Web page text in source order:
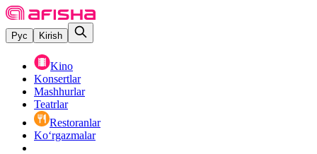
Рус Kirish
Kino
Konsertlar
Mashhurlar
Teatrlar
Restoranlar
Ko‘rgazmalar